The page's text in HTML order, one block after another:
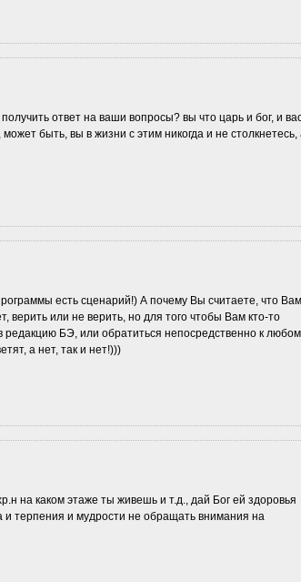
ответ на ваши вопросы? вы что царь и бог, и
быть, вы в жизни с этим никогда и не столкнетесь,
есть сценарий!) А почему Вы считаете, что Вам
верить или не верить, но для того чтобы Вам кто-то
БЭ, или обратиться непосредственно к
а нет, так и нет!)))
на каком этаже ты живешь и т.д., дай Бог ей здоровья
терпения и мудрости не обращать внимания на